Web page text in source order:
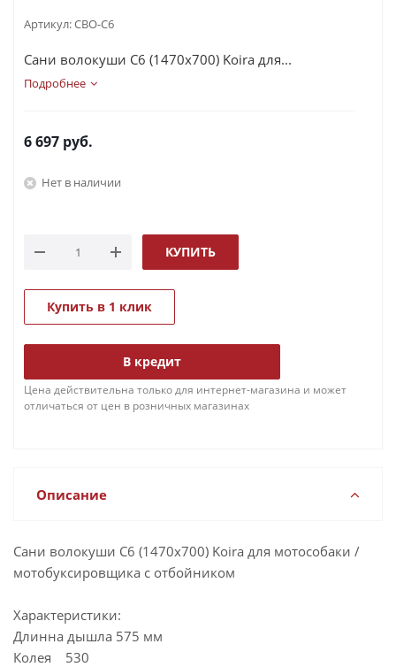
Артикул:СВО-С6
Сани волокуши С6 (1470х700) Koira для...
Подробнее
6 697 руб.
Нет в наличии
КУПИТЬ
Купить в 1 клик
В кредит
Цена действительна только для интернет-магазина и может
отличаться от цен в розничных магазинах
Описание
Сани волокуши С6 (1470х700) Koira для мотособаки /
мотобуксировщика с отбойником
Характеристики:
Длинна дышла 575 мм
Колея 530